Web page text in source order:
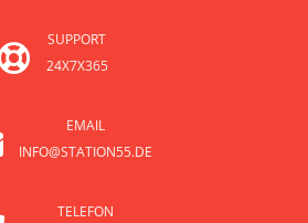
SUPPORT
24X7X365
EMAIL
INFO@STATION55.DE
TELEFON